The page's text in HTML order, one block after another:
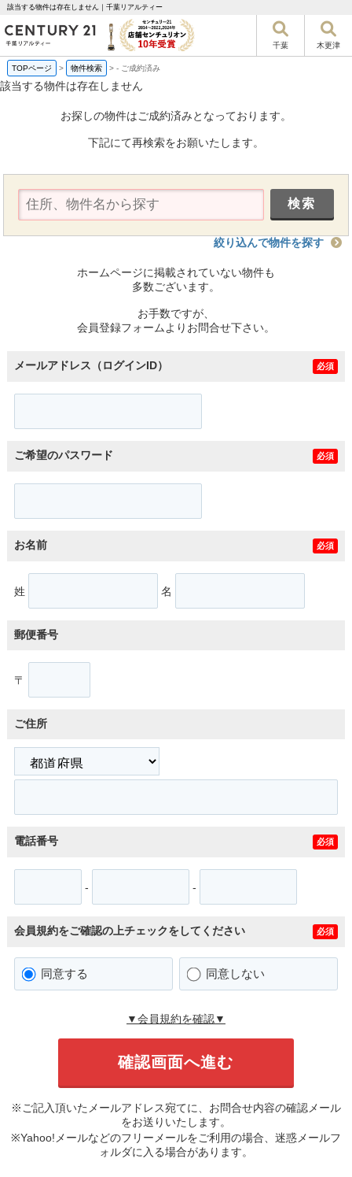
該当する物件は存在しません｜千葉リアルティー
千葉 木更津
TOPページ > 物件検索 >- ご成約済み
該当する物件は存在しません
お探しの物件はご成約済みとなっております。
下記にて再検索をお願いたします。
絞り込んで物件を探す
ホームページに掲載されていない物件も
多数ございます。
お手数ですが、
会員登録フォームよりお問合せ下さい。
メールアドレス（ログインID） 必須
ご希望のパスワード 必須
お名前 必須
姓 名
郵便番号
〒
ご住所
電話番号 必須
- -
会員規約をご確認の上チェックをしてください 必須
同意する 同意しない
▼会員規約を確認▼
※ご記入頂いたメールアドレス宛てに、お問合せ内容の確認メール
をお送りいたします。
※Yahoo!メールなどのフリーメールをご利用の場合、迷惑メールフ
ォルダに入る場合があります。